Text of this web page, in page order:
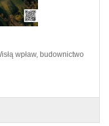
wpław, budownictwo